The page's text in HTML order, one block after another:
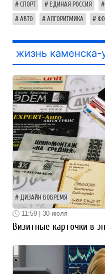
СПОРТ ЕДИНАЯ РОССИЯ
АВТО АЛГОРИТМИКА
жизнь каменска-
ДИЗАЙН ВОВРЕМЯ
11:59 | 30 июля
Визитные карточки в